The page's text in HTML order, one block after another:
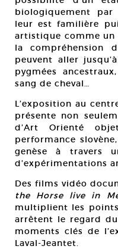
biologiquement par
leur est familière
artistique comme un
la compréhension
peuvent aller
pygmées
sang de cheval…
L’exposition au
présente non
d’Art Orienté
performance
genèse à travers
d’expérimentations
Des films vidéo
the Horse live in
multiplient les
arrêtent le regard
moments clés de
Laval-Jeantet.